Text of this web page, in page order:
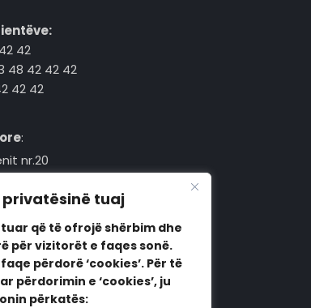
privatësinë tuaj
që të ofrojë shërbim dhe
për vizitorët e faqes sonë.
përdorë ‘cookies’. Për të
përdorimin e ‘cookies’, ju
përkatës:
42
48 42 42 42
42 42
:
nr.20